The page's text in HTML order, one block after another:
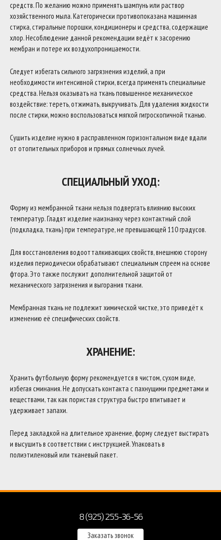
средств. По желанию можно применять шампунь или раствор
хозяйственного мыла. Категорически противопоказана машинная
стирка, стиральные порошки, кондиционеры и средства, содержащие
хлор. Несоблюдение данной рекомендации ведёт к засорению
мембран и потере их воздухопроницаемости.
Следует избегать сильного загрязнения изделий, а при
необходимости интенсивной стирки, всегда применять специальные
средства. Нельзя оказывать на ткань повышенное механическое
воздействие: тереть, отжимать, выкручивать. Для удаления жидкости
после стирки, можно воспользоваться мягкой гигроскопичной тканью.
Сушить изделие нужно в расправленном горизонтальном виде вдали
от отопительных приборов и прямых солнечных лучей.
СПЕЦИАЛЬНЫЙ УХОД:
Форму из мембранной ткани нельзя подвергать влиянию высоких
температур. Гладят изделие наизнанку через контактный слой
(подкладка, ткань) при температуре, не превышающей 110 градусов.
Для восстановления водоотталкивающих свойств, внешнюю сторону
изделия периодически обрабатывают специальным спреем на основе
фтора. Это также послужит дополнительной защитой от
механического загрязнения и выгорания ткани.
Мембранная ткань не подлежит химической чистке, это приведёт к
изменению её специфических свойств.
ХРАНЕНИЕ:
Хранить футбольную форму рекомендуется в чистом, сухом виде,
избегая сминания. Не допускать контакта с пахнущими предметами и
веществами, так как пористая структура быстро впитывает и
удерживает запахи.
Перед закладкой на длительное хранение, форму следует выстирать
и высушить в соответствии с инструкцией. Упаковать в
полиэтиленовый или тканевый пакет.
8 (925) 255-36-56
Заказать звонок